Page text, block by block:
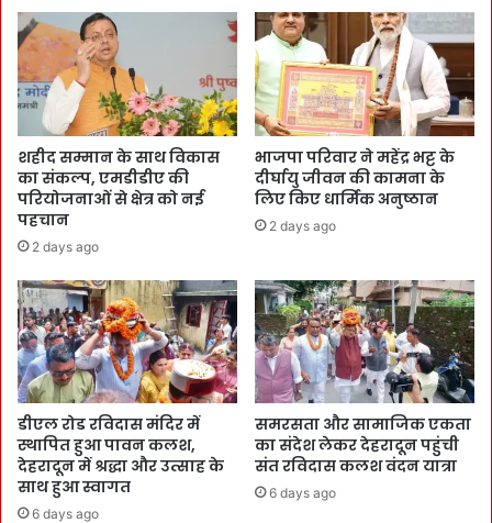
शहीद सम्मान के साथ विकास
का संकल्प, एमडीडीए की
परियोजनाओं से क्षेत्र को नई
पहचान
2 days ago
भाजपा परिवार ने महेंद्र भट्ट के
दीर्घायु जीवन की कामना के
लिए किए धार्मिक अनुष्ठान
2 days ago
डीएल रोड रविदास मंदिर में
स्थापित हुआ पावन कलश,
देहरादून में श्रद्धा और उत्साह के
साथ हुआ स्वागत
6 days ago
समरसता और सामाजिक एकता
का संदेश लेकर देहरादून पहुंची
संत रविदास कलश वंदन यात्रा
6 days ago